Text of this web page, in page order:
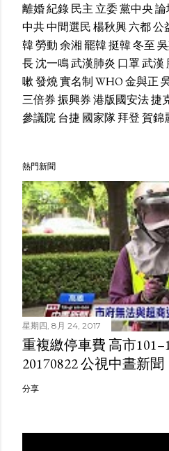
離婚紀錄民主 立委黨中央論
中共中間選民楊秋興六都公
韓勞動余湘罷韓挺韓冬至
長沈一鳴武漢肺炎 口罩武漢
嗽發燒實名制WHO金與正
三倍券振興券港版國安法捷
參議院台捷 國家隊拜登賀錦
熱門新聞
星期四, 8月 24, 2017
重複繳停車費 高市
20170822 公視中晝新聞
分享